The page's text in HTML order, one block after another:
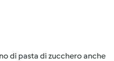
di pasta di zucchero anche